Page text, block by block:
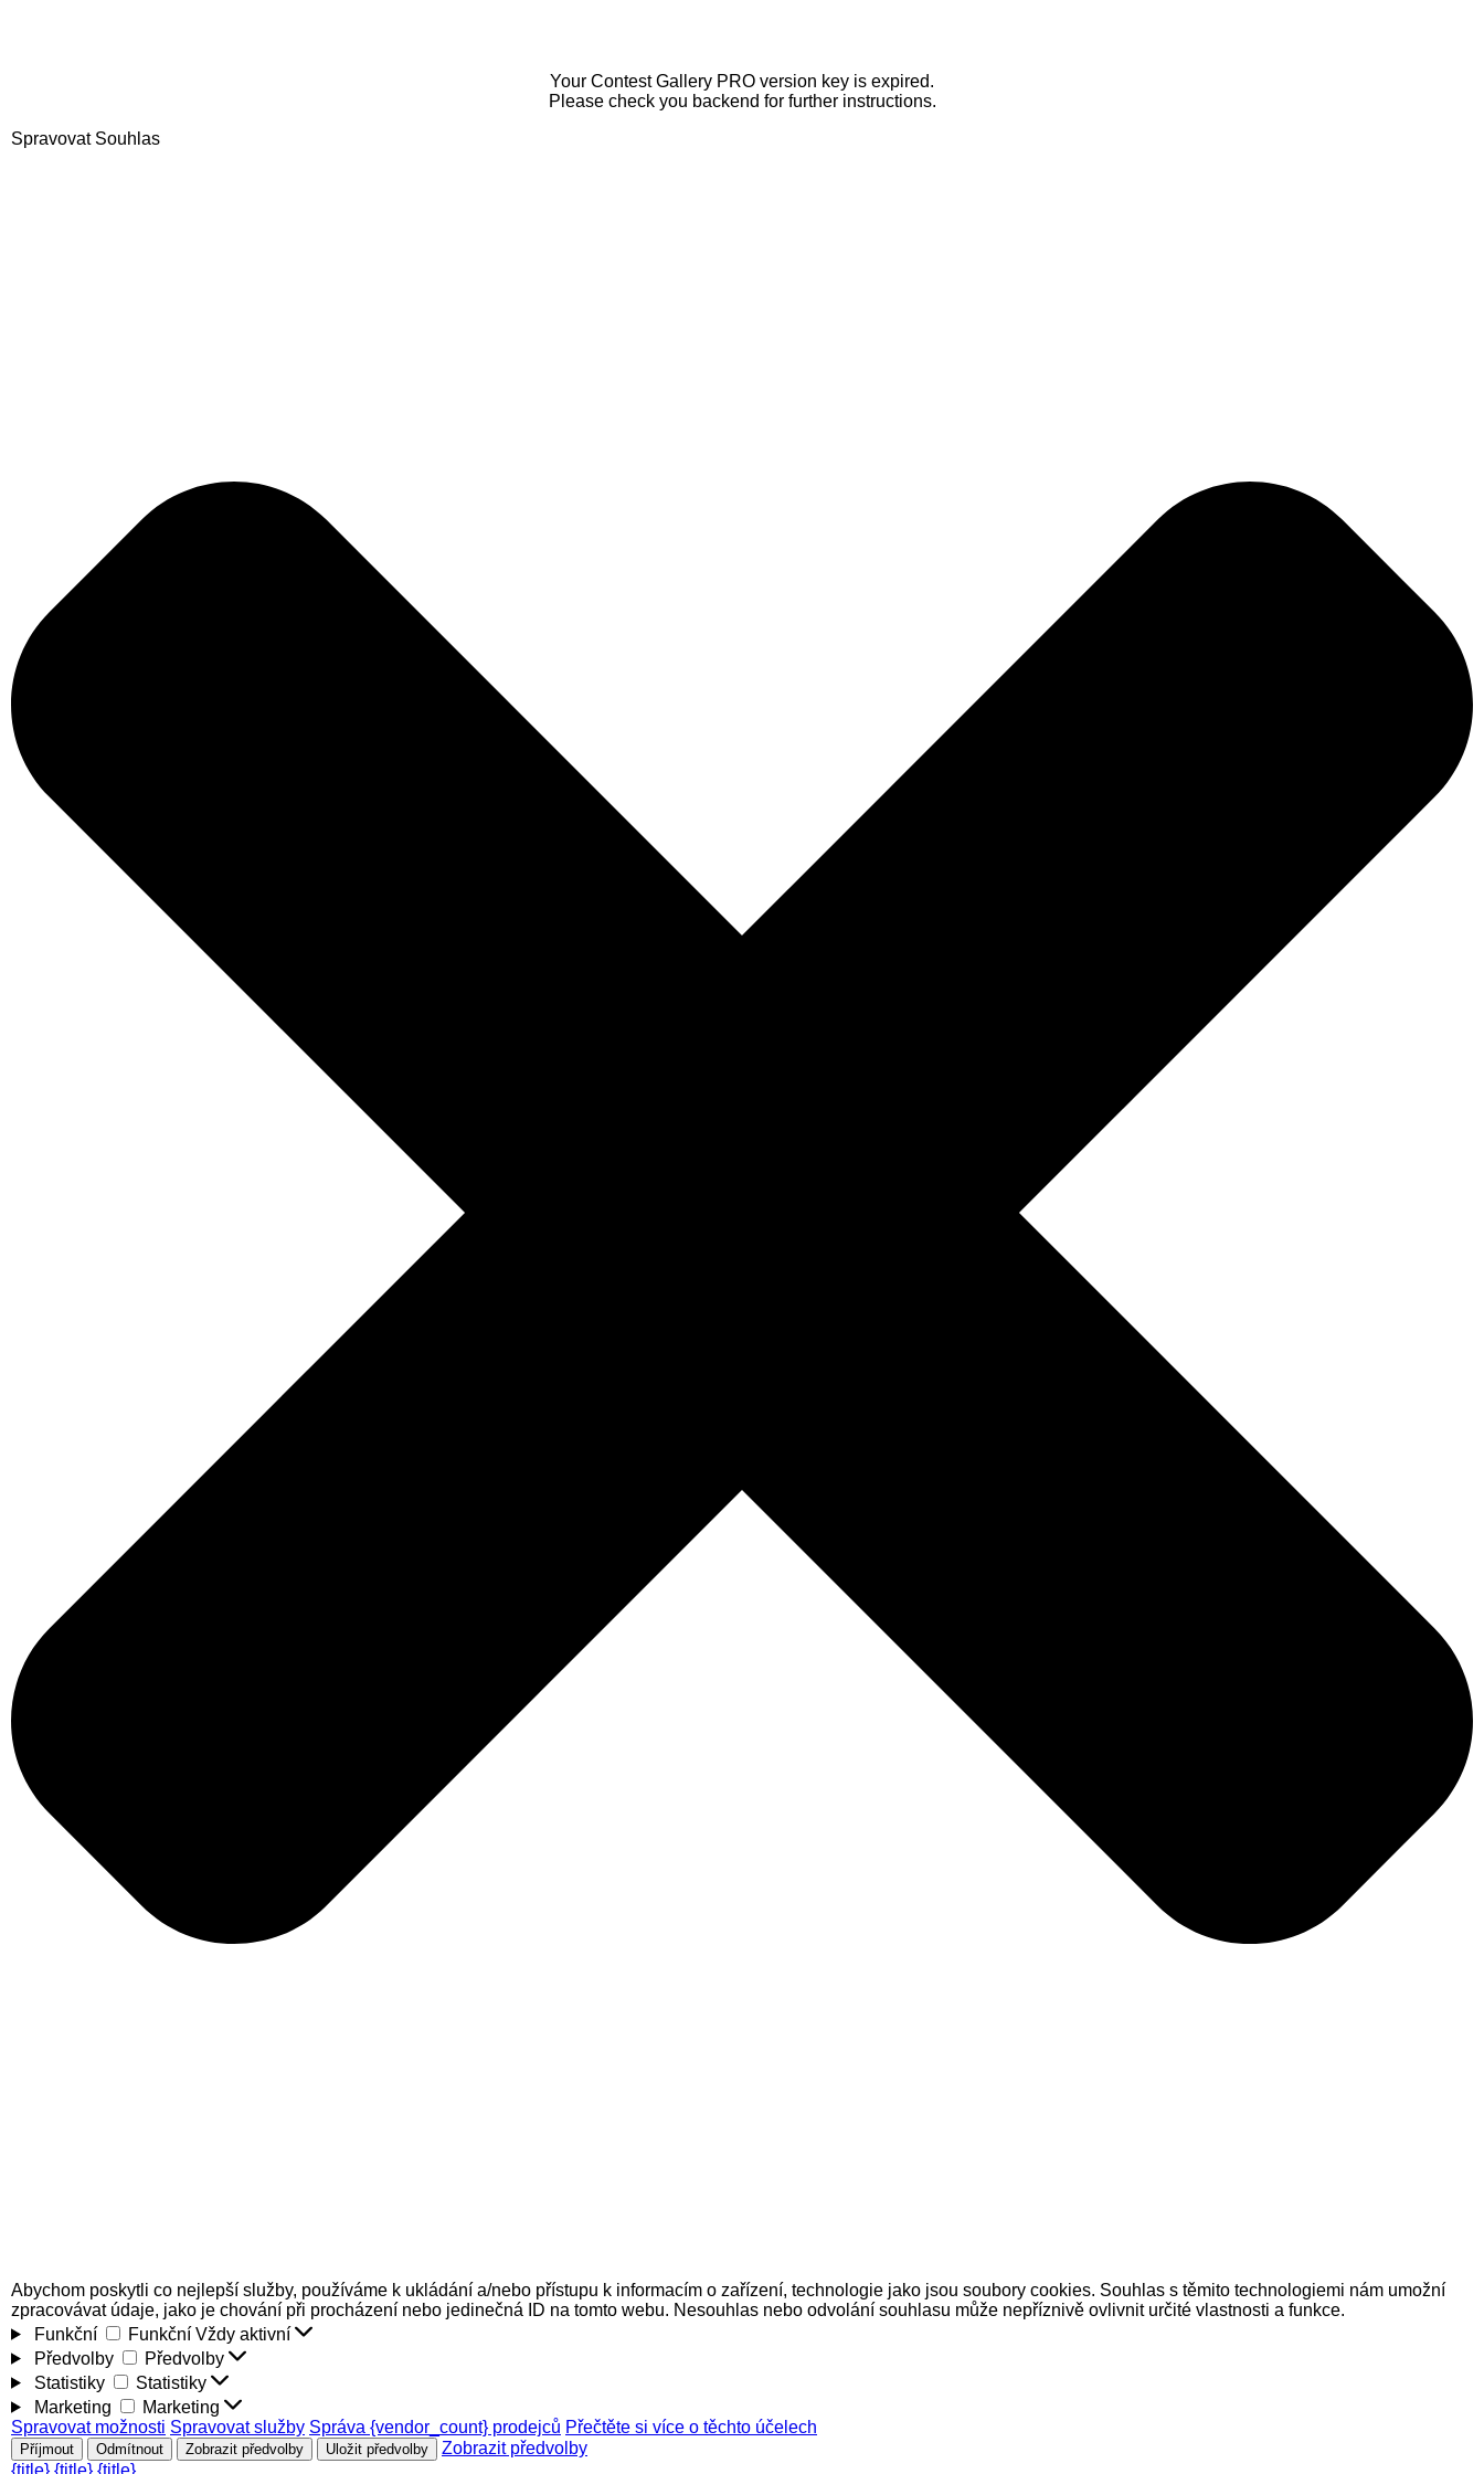
Your Contest Gallery PRO version key is expired.
Please check you backend for further instructions.
Spravovat Souhlas
Abychom poskytli co nejlepší služby, používáme k ukládání a/nebo přístupu k informacím o zařízení, technologie jako jsou soubory cookies. Souhlas s těmito technologiemi nám umožní
zpracovávat údaje, jako je chování při procházení nebo jedinečná ID na tomto webu. Nesouhlas nebo odvolání souhlasu může nepříznivě ovlivnit určité vlastnosti a funkce.
Funkční
Funkční Vždy aktivní
Předvolby
Předvolby
Statistiky
Statistiky
Marketing
Marketing
Spravovat možnosti Spravovat služby Správa {vendor_count} prodejců Přečtěte si více o těchto účelech
Příjmout Odmítnout Zobrazit předvolby Uložit předvolby
Zobrazit předvolby
{title} {title} {title}